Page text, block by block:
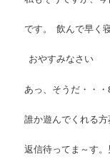
です。 飲んで早く
おやすみなさい
あっ、そうだ・・・
誰か遊んでくれる方
返信待ってま～す。